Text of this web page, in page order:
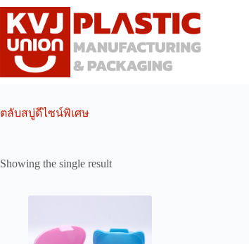
Skip
content
ตลับสบู่ดีไซน์พิเศษ
Showing the single result